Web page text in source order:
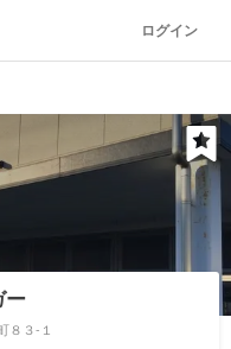
ログイン
ー
８３-１